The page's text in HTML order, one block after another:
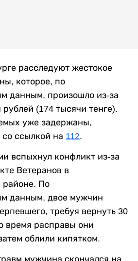
расследуют жестокое
которое, по
данным, произошло из-за
рублей (174 тысячи тенге).
уже задержаны,
со ссылкой на 112.
вспыхнул конфликт из-за
Ветеранов в
районе. По
данным, двое мужчин
требуя вернуть 30
время расправы они
облили кипятком.